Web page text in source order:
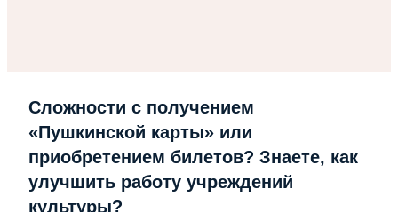
Сложности с получением
«Пушкинской карты» или
приобретением билетов? Знаете, как
улучшить работу учреждений
культуры?